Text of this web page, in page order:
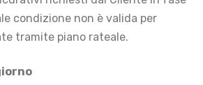
condizione non è valida per
tramite piano rateale.